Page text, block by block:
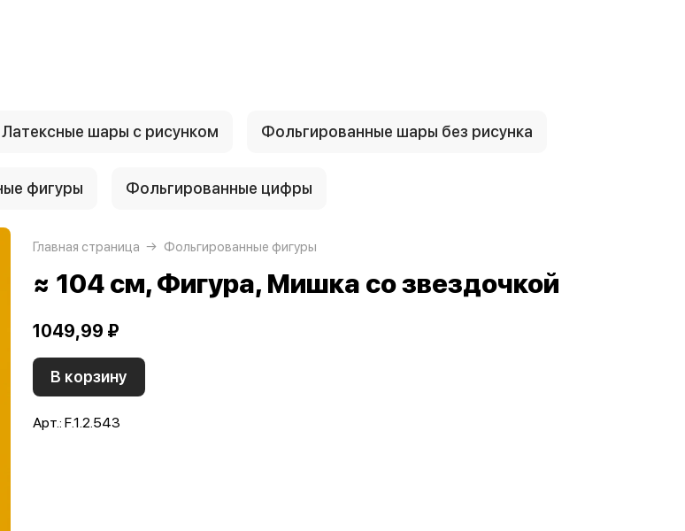
Латексные шары с рисунком Фольгированные шары без рисунка
фигуры Фольгированные цифры
Главная страница Фольгированные фигуры
≈ 104 см, Фигура, Мишка со звездочкой
1049,99 ₽
В корзину
Арт.: F.1.2.543